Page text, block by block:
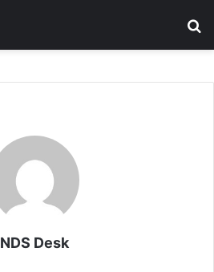
NDS Desk